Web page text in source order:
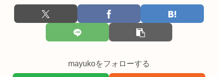
mayukoをフォローする